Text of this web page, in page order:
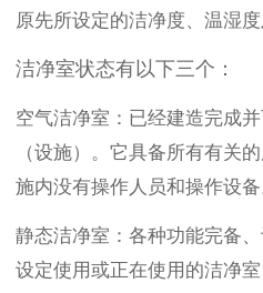
原先所设定的洁净度、温湿度
洁净室状态有以下三个：
空气洁净室： 已经建造完成
（设施）。它具备所有有关
施内没有操作人员和操作设备
静态洁净室： 各种功能完备
设定使用或正在使用的洁净